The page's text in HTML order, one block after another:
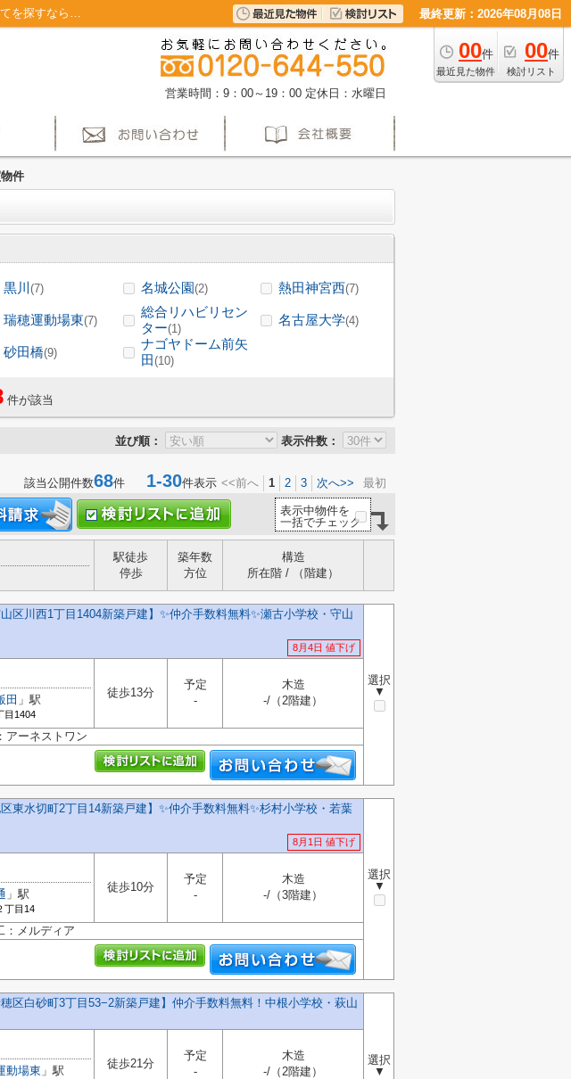
名古屋市交通局名古屋市営名城線の駅選択画面｜仲介手数料無料！名古屋市で新築戸建てを探すならAplace 最終更新：2026年08月08日
00件
最近見た物件
00件
検討リスト
営業時間：9：00～19：00 定休日：水曜日
件
黒川 (7) 名城公園(2) 熱田神宮西(7)
瑞穂運動場東(7)
総合リハビリセン
ター(1)
名古屋大学(4)
砂田橋(9)
ナゴヤドーム前矢
田(10)
件が該当
並び順： 表示件数：
該当公開件数68件 1-30件表示 <<前へ 1 2 3 次へ>> 最初
表示中物件を
一括でチェック
駅徒歩
停歩
築年数
方位
構造
所在階 / （階建）
山区川西1丁目1404新築戸建】✨️仲介手数料無料✨️瀬古小学校・守山
8月4日 値下げ
選択
▼
田 」駅
目1404
徒歩13分
予定
-
木造
-/（2階建）
アーネストワン
区東水切町2丁目14新築戸建】✨️仲介手数料無料✨️杉村小学校・若葉
8月1日 値下げ
選択
▼
」駅
丁目14
徒歩10分
予定
-
木造
-/（3階建）
：メルディア
穂区白砂町3丁目53−2新築戸建】仲介手数料無料！中根小学校・萩山
選択
▼
動場東 」駅
徒歩21分
予定
-
木造
-/（2階建）